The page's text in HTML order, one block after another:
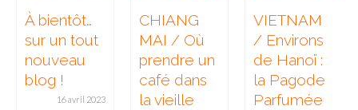
À bientôt…
sur un tout
nouveau
blog !
16 avril 2023
CHIANG
MAI / Où
prendre un
café dans
la vieille
VIETNAM
/ Environs
de Hanoï :
la Pagode
Parfumée